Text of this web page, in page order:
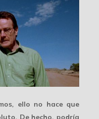
ello no hace que
De hecho, podría